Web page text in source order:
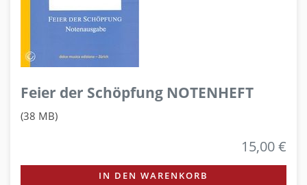
Feier der Schöpfung NOTENHEFT
(38 MB)
15,00 €
IN DEN WARENKORB